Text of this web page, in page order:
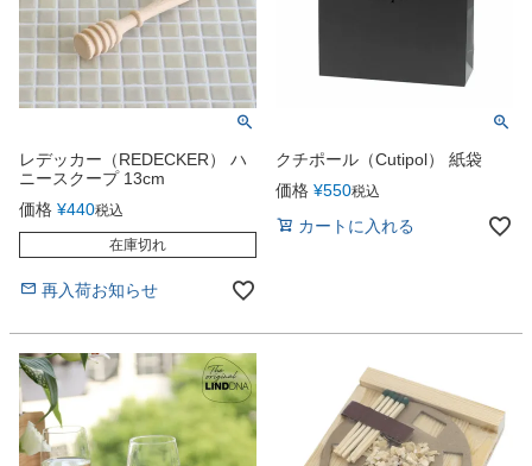
レデッカー（REDECKER） ハ
ニースクープ 13cm
価格 ¥440税込
在庫切れ
再入荷お知らせ
クチポール（Cutipol） 紙袋
価格 ¥550税込
カートに入れる